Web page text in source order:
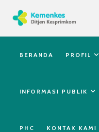
BERANDA PROFIL
INFORMASI PUBLIK
PHC KONTAK KAMI